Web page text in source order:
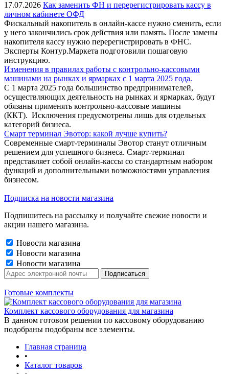
17.07.2026 Как заменить ФН и перерегистрировать кассу в
личном кабинете ОФД
Фискальный накопитель в онлайн-кассе нужно сменить, если
у него закончились срок действия или память. После замены
накопителя кассу нужно перерегистрировать в ФНС.
Эксперты Контур.Маркета подготовили пошаговую
инструкцию.
Изменения в правилах работы с контрольно-кассовыми
машинами на рынках и ярмарках с 1 марта 2025 года.
С 1 марта 2025 года большинство предпринимателей,
осуществляющих деятельность на рынках и ярмарках, будут
обязаны применять контрольно-кассовые машины
(ККТ). Исключения предусмотрены лишь для отдельных
категорий бизнеса.
Смарт терминал Эвотор: какой лучше купить?
Современные смарт-терминалы Эвотор станут отличным
решением для успешного бизнеса. Смарт-терминал
представляет собой онлайн-кассы со стандартным набором
функций и дополнительными возможностями управления
бизнесом.
Подписка на новости магазина
Подпишитесь на рассылку и получайте свежие новости и
акции нашего магазина.
Новости магазина
Новости магазина
Новости магазина
Готовые комплекты
Комплект кассового оборудования для магазина
В данном готовом решении по кассовому оборудованию
подобраны подобраны все элементы.
Главная страница
•
Каталог товаров